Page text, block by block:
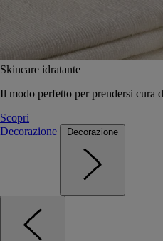
Skincare idratante
Il modo perfetto per prendersi cura
Scopri
Decorazione
Decorazione